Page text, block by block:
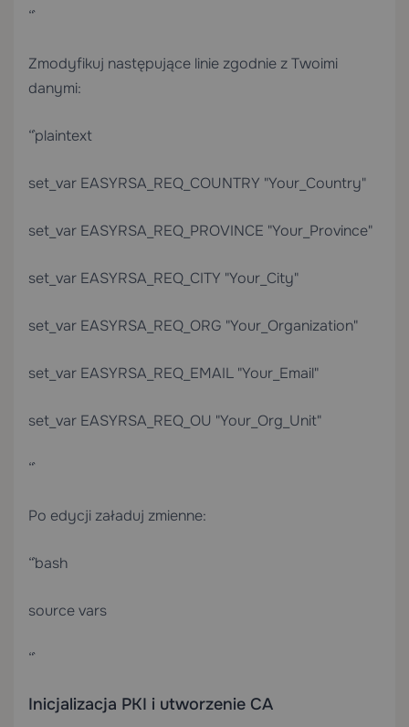
“`
Zmodyfikuj następujące linie zgodnie z Twoimi
danymi:
“`plaintext
set_var EASYRSA_REQ_COUNTRY "Your_Country"
set_var EASYRSA_REQ_PROVINCE "Your_Province"
set_var EASYRSA_REQ_CITY "Your_City"
set_var EASYRSA_REQ_ORG "Your_Organization"
set_var EASYRSA_REQ_EMAIL "Your_Email"
set_var EASYRSA_REQ_OU "Your_Org_Unit"
“`
Po edycji załaduj zmienne:
“`bash
source vars
“`
Inicjalizacja PKI i utworzenie CA